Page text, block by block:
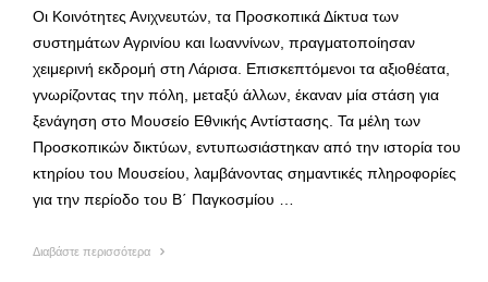
Οι Κοινότητες Ανιχνευτών, τα Προσκοπικά Δίκτυα των
συστημάτων Αγρινίου και Ιωαννίνων, πραγματοποίησαν
χειμερινή εκδρομή στη Λάρισα. Επισκεπτόμενοι τα αξιοθέατα,
γνωρίζοντας την πόλη, μεταξύ άλλων, έκαναν μία στάση για
ξενάγηση στο Μουσείο Εθνικής Αντίστασης. Τα μέλη των
Προσκοπικών δικτύων, εντυπωσιάστηκαν από την ιστορία του
κτηρίου του Μουσείου, λαμβάνοντας σημαντικές πληροφορίες
για την περίοδο του Β΄ Παγκοσμίου …
Διαβάστε περισσότερα